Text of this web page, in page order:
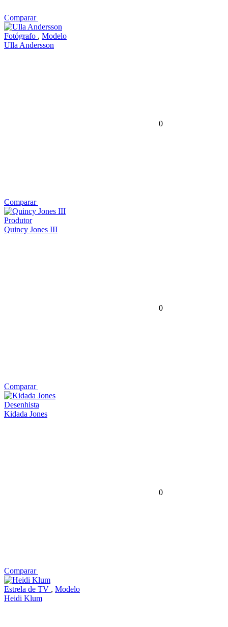
Comparar
Fotógrafo , Modelo
Ulla Andersson
0
Comparar
Produtor
Quincy Jones III
0
Comparar
Desenhista
Kidada Jones
0
Comparar
Estrela de TV , Modelo
Heidi Klum